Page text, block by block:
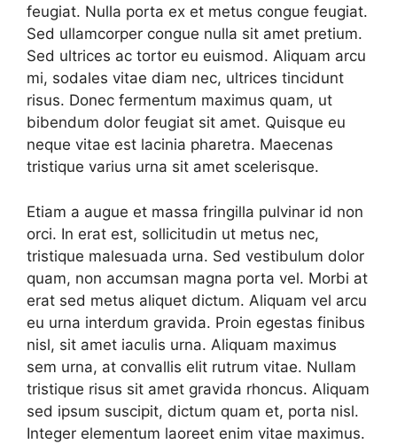
feugiat. Nulla porta ex et metus congue feugiat.
Sed ullamcorper congue nulla sit amet pretium.
Sed ultrices ac tortor eu euismod. Aliquam arcu
mi, sodales vitae diam nec, ultrices tincidunt
risus. Donec fermentum maximus quam, ut
bibendum dolor feugiat sit amet. Quisque eu
neque vitae est lacinia pharetra. Maecenas
tristique varius urna sit amet scelerisque.
Etiam a augue et massa fringilla pulvinar id non
orci. In erat est, sollicitudin ut metus nec,
tristique malesuada urna. Sed vestibulum dolor
quam, non accumsan magna porta vel. Morbi at
erat sed metus aliquet dictum. Aliquam vel arcu
eu urna interdum gravida. Proin egestas finibus
nisl, sit amet iaculis urna. Aliquam maximus
sem urna, at convallis elit rutrum vitae. Nullam
tristique risus sit amet gravida rhoncus. Aliquam
sed ipsum suscipit, dictum quam et, porta nisl.
Integer elementum laoreet enim vitae maximus.